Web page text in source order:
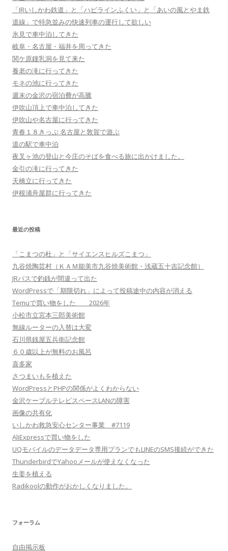
「IRいしかわ鉄道」と「ハピラインふくい」と「あいの風とやま鉄
道線」で特急並みの快速列車の運行して欲しい
氷見で車中泊してきた
岐阜・名古屋・福井を周ってきた
関ケ原鍾乳洞を見て来た
養老の滝に行ってきた
モネの池に行ってきた
週末の金沢の宿泊費が高騰
伊吹山頂上で車中泊してきた
伊吹山や名古屋に行ってきた
青春１８きっぷ 名古屋と敦賀で遊ぶ
道の駅で車中泊
夜叉ヶ池の登山と今庄のそばを食べる旅に出かけました。
金引の滝に行ってきた
天橋立に行ってきた
伊根浦舟屋群に行ってきた
最近の投稿
「こまつの杜」と「サイエンスヒルズこまつ」
九谷焼陶芸村（ＫＡＭ能美市九谷焼美術館・浅蔵五十吉記念館）
JRバスで釣銭が間違って出た
WordPressで「期限切れ」によって投稿途中の内容が消える
Temuで買い物をした 2026年
小松市立宮本三郎美術館
無線ルーターの入替は大変
石川県銭屋五兵衛記念館
６０歳以上が無料のお風呂
喜多家
さつまいもを植えた
WordPressとPHPの関係がよくわからない
金沢ケーブルテレビスペースLANの障害
画像の共有化
いしかわ救急安心センター事業 #7119
AliExpressで買い物をした
UQモバイルのデータデータ専用プランでもLINEのSMS接続ができた
ThunderbirdでYahooメールが使えなくなった
生姜を植える
Radikoolの動作がおかしくなりました。
フォーラム
自由掲示板